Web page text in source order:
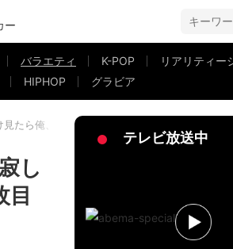
ー
バラエティ K-POP リアリティー
HIPHOP グラビア
たら俺、泣くと思う」
し
目
テレビ放送中